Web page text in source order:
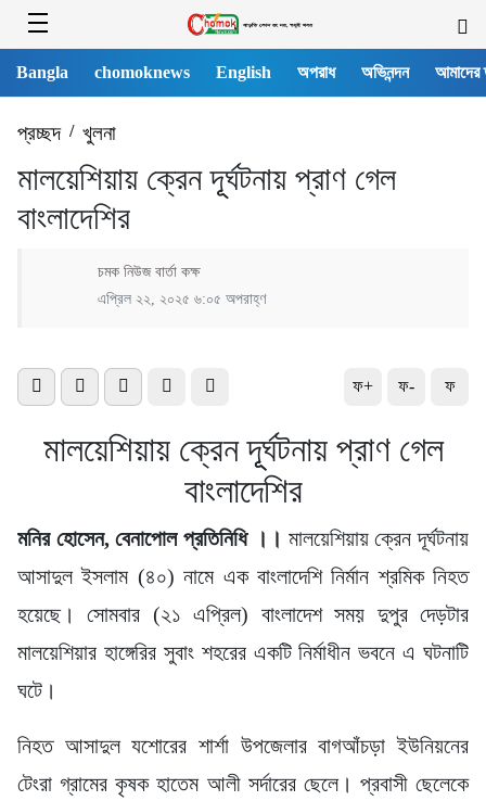
Bangla chomoknews English অপরাধ অভিনন্দন আমাদের
প্রচ্ছদ/ খুলনা
মালয়েশিয়ায় ক্রেন দূূর্ঘটনায় প্রাণ গেল
বাংলাদেশির
চমক নিউজ বার্তা কক্ষ
এপ্রিল ২২, ২০২৫ ৬:০৫ অপরাহ্ণ
ফ+ ফ- ফ
মালয়েশিয়ায় ক্রেন দূূর্ঘটনায় প্রাণ গেল
বাংলাদেশির
মনির হোসেন, বেনাপোল প্রতিনিধি ।। মালয়েশিয়ায় ক্রেন দূর্ঘটনায়
আসাদুল ইসলাম (৪০) নামে এক বাংলাদেশি নির্মান শ্রমিক নিহত
হয়েছে। সোমবার (২১ এপ্রিল) বাংলাদেশ সময় দুপুর দেড়টার
মালয়েশিয়ার হাঙ্গেরির সুবাং শহরের একটি নির্মাধীন ভবনে এ ঘটনাটি
ঘটে।
নিহত আসাদুল যশোরের শার্শা উপজেলার বাগআঁচড়া ইউনিয়নের
টেংরা গ্রামের কৃষক হাতেম আলী সর্দারের ছেলে। প্রবাসী ছেলেকে